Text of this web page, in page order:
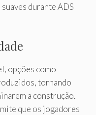
durante ADS
opções como
tornando
a construção.
que os jogadores